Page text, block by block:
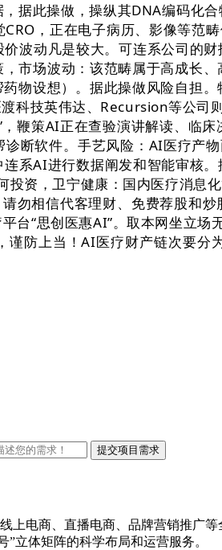
此操做，操纵其DNA编码化
，正在电子病历、影像等
波动凡是较大。可连系公司的
市场波动：该范畴属于高成长
物设想）。据此操做风险自担
科技英伟达、Recursion等公司
鞭策AI正在查验演讲解读、临
断软件。手艺风险：AI医疗产
系AI进行数据阐发和智能审核
资，卫宁健康：国内医疗消
勿相信代客理财、免费荐股和
台“思创医惠AI”。取本网坐立
防上当！AI医疗财产链次要
上电商、直播电商、品牌营销推广等
立体矩阵的科学布局和运营服务。